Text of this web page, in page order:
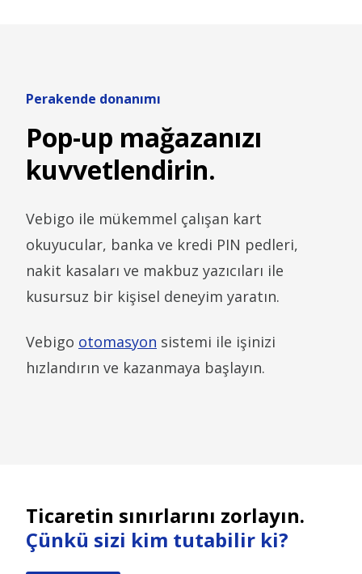
Perakende donanımı
Pop-up mağazanızı
kuvvetlendirin.
Vebigo ile mükemmel çalışan kart
okuyucular, banka ve kredi PIN pedleri,
nakit kasaları ve makbuz yazıcıları ile
kusursuz bir kişisel deneyim yaratın.
Vebigo otomasyon sistemi ile işinizi
hızlandırın ve kazanmaya başlayın.
Ticaretin sınırlarını zorlayın.
Çünkü sizi kim tutabilir ki?